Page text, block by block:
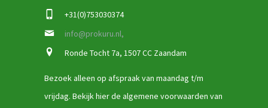
+31(0)753030374
info@prokuru.nl,
Ronde Tocht 7a, 1507 CC Zaandam
Bezoek alleen op afspraak van maandag t/m
vrijdag. Bekijk hier de algemene voorwaarden van